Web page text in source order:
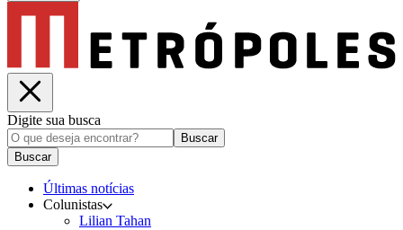
Digite sua busca
Buscar
Buscar
Últimas notícias
Colunistas
Lilian Tahan